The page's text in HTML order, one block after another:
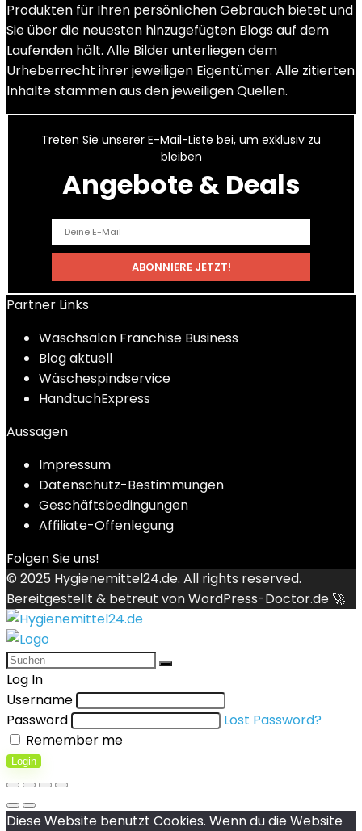
Produkten für Ihren persönlichen Gebrauch bietet und
Sie über die neuesten hinzugefügten Blogs auf dem
Laufenden hält. Alle Bilder unterliegen dem
Urheberrecht ihrer jeweiligen Eigentümer. Alle zitierten
Inhalte stammen aus den jeweiligen Quellen.
Treten Sie unserer E-Mail-Liste bei, um exklusiv zu
bleiben
Angebote & Deals
Partner Links
Waschsalon Franchise Business
Blog aktuell
Wäschespindservice
HandtuchExpress
Aussagen
Impressum
Datenschutz-Bestimmungen
Geschäftsbedingungen
Affiliate-Offenlegung
Folgen Sie uns!
© 2025 Hygienemittel24.de. All rights reserved.
Bereitgestellt & betreut vonWordPress-Doctor.de 🚀
Log In
Username
Password
Lost Password?
Remember me
Login
Diese Website benutzt Cookies. Wenn du die Website